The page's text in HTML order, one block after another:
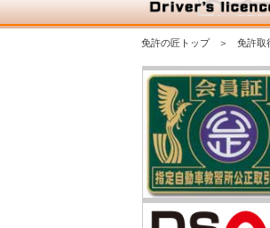
免許の匠トップ 免許取